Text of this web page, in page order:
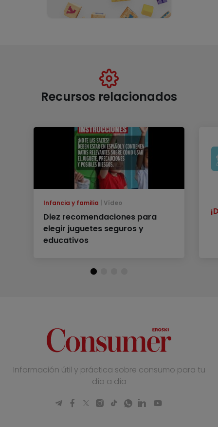
Recursos relacionados
Infancia y familia Vídeo
Diez recomendaciones para
elegir juguetes seguros y
educativos
Información útil y práctica sobre consumo para tu
día a día